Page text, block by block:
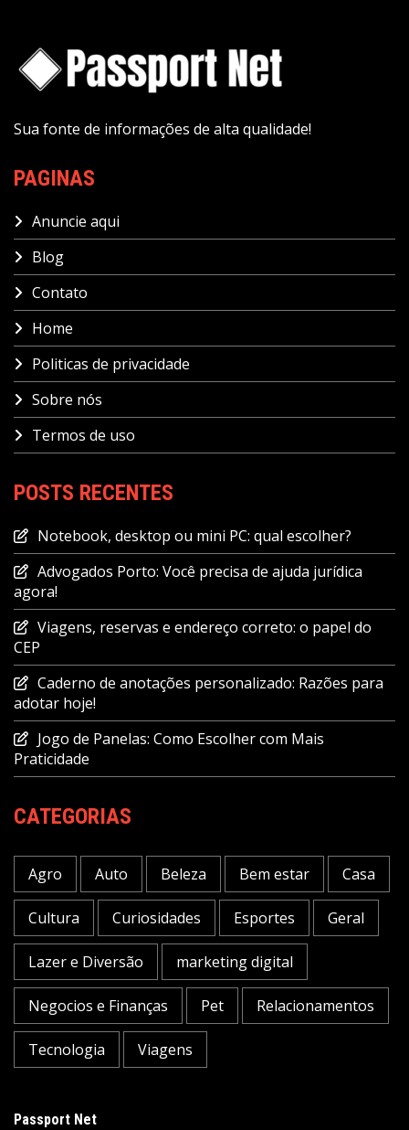
Sua fonte de informações de alta qualidade!
PAGINAS
Anuncie aqui
Blog
Contato
Home
Politicas de privacidade
Sobre nós
Termos de uso
POSTS RECENTES
Notebook, desktop ou mini PC: qual escolher?
Advogados Porto: Você precisa de ajuda jurídica
agora!
Viagens, reservas e endereço correto: o papel do
CEP
Caderno de anotações personalizado: Razões para
adotar hoje!
Jogo de Panelas: Como Escolher com Mais
Praticidade
CATEGORIAS
Agro Auto Beleza Bem estar Casa
Cultura Curiosidades Esportes Geral
Lazer e Diversão marketing digital
Negocios e Finanças Pet Relacionamentos
Tecnologia Viagens
Passport Net